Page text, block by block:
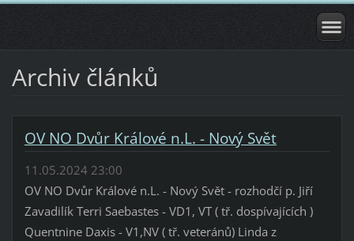
Archiv článků
OV NO Dvůr Králové n.L. - Nový Svět
11.05.2024 23:00
OV NO Dvůr Králové n.L. - Nový Svět - rozhodčí p. Jiří
Zavadilík Terri Saebastes - VD1, VT ( tř. dospívajících )
Quentnine Daxis - V1,NV ( tř. veteránů) Linda z